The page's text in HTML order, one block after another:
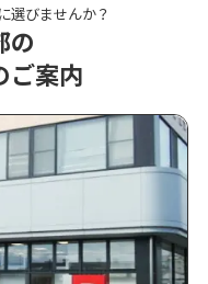
選びませんか？
の
ご案内